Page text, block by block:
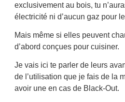
exclusivement au bois, tu
électricité ni d’aucun gaz pour
Mais même si elles peuvent
d’abord conçues pour cuisiner.
Je vais ici te parler de leurs
de l’utilisation que je fais de la
avoir une en cas de Black-Out.